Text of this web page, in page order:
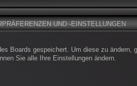
UND -EINSTELLUNGEN
Boards gespeichert. Um diese zu ändern,
Sie alle Ihre Einstellungen ändern.